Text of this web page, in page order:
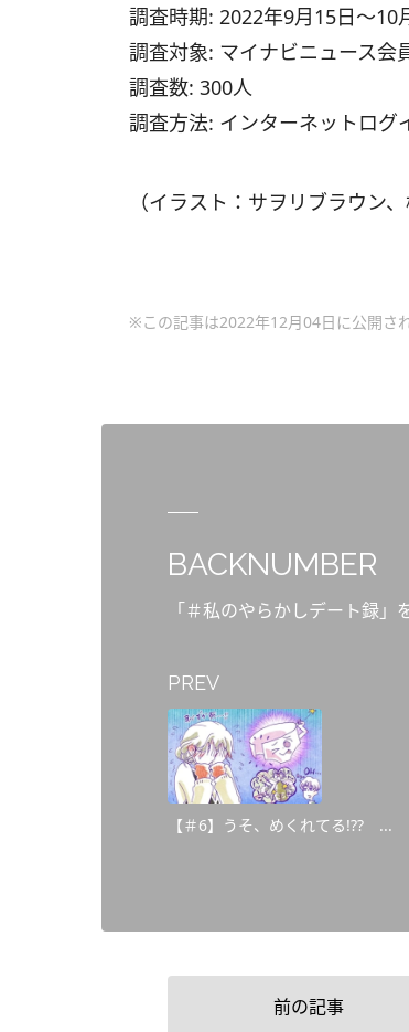
調査時期: 2022年9月15日～10
調査対象: マイナビニュース会
調査数: 300人
調査方法: インターネットログ
（イラスト：サヲリブラウン
※この記事は2022年12月04日に公開さ
BACKNUMBER
「＃私のやらかしデート録」
PREV
【＃6】うそ、めくれてる!?? ...
前の記事